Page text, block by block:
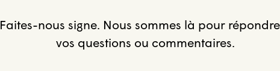
Faites-nous signe. Nous sommes là pour
vos questions ou commentaires.